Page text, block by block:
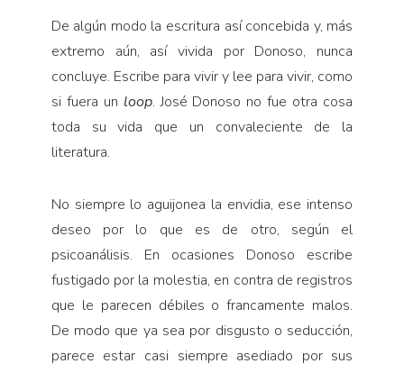
De algún modo la escritura así concebida y, más
extremo aún, así vivi­da por Donoso, nunca
concluye. Escribe para vivir y lee para vivir, como
si fuera un loop. José Donoso no fue otra cosa
toda su vida que un convaleciente de la
literatura.
No siempre lo aguijonea la envidia, ese intenso
deseo por lo que es de otro, según el
psicoanálisis. En ocasiones Donoso escribe
fustigado por la molestia, en contra de registros
que le parecen débiles o fran­camente malos.
De modo que ya sea por disgusto o seducción,
parece estar casi siempre asediado por sus